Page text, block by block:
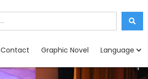
Contact Graphic Novel Language